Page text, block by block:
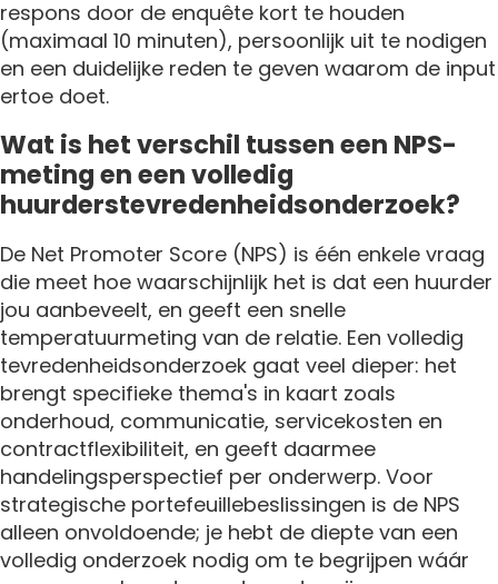
respons door de enquête kort te houden
(maximaal 10 minuten), persoonlijk uit te nodigen
en een duidelijke reden te geven waarom de input
ertoe doet.
Wat is het verschil tussen een NPS-
meting en een volledig
huurderstevredenheidsonderzoek?
De Net Promoter Score (NPS) is één enkele vraag
die meet hoe waarschijnlijk het is dat een huurder
jou aanbeveelt, en geeft een snelle
temperatuurmeting van de relatie. Een volledig
tevredenheidsonderzoek gaat veel dieper: het
brengt specifieke thema's in kaart zoals
onderhoud, communicatie, servicekosten en
contractflexibiliteit, en geeft daarmee
handelingsperspectief per onderwerp. Voor
strategische portefeuillebeslissingen is de NPS
alleen onvoldoende; je hebt de diepte van een
volledig onderzoek nodig om te begrijpen wáár